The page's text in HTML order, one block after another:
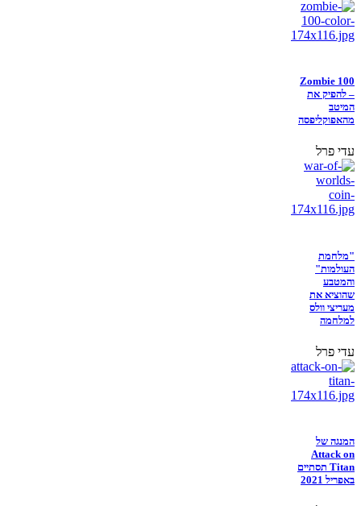
Zombie 100
– להפיק את
המיטב
מהאפוקליפסה
עדי פרל
"מלחמת
העולמות"
והמטבע
שהוציא את
מעריצי וולס
למלחמה
עדי פרל
המנגה של
Attack on
Titan תסתיים
באפריל 2021